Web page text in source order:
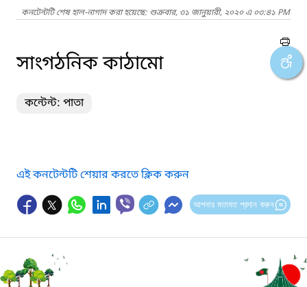
কনটেন্টটি শেষ হাল-নাগাদ করা হয়েছে: শুক্রবার, ৩১ জানুয়ারী, ২০২০ এ ০৩:৪১ PM
সাংগঠনিক কাঠামো
কন্টেন্ট: পাতা
এই কনটেন্টটি শেয়ার করতে ক্লিক করুন
আপনার মতামত প্রদান করুন